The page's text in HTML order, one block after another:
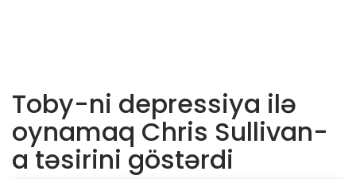
Toby-ni depressiya ilə
oynamaq Chris Sullivan-
a təsirini göstərdi